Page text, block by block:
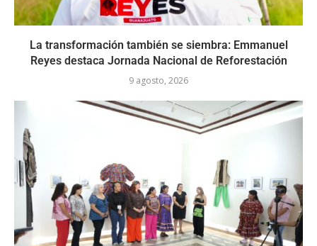
La transformación también se siembra: Emmanuel
Reyes destaca Jornada Nacional de Reforestación
9 agosto, 2026